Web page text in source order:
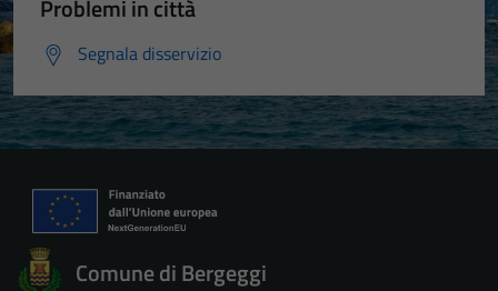
Problemi in città
Segnala disservizio
Comune di Bergeggi